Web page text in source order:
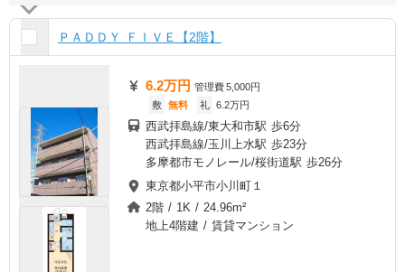
ＰＡＤＤＹ ＦＩＶＥ【2階】
6.2万円 管理費5,000円
敷 無料 礼 6.2万円
西武拝島線/東大和市駅 歩6分
西武拝島線/玉川上水駅 歩23分
多摩都市モノレール/桜街道駅 歩26分
東京都小平市小川町１
2階 / 1K / 24.96m²
地上4階建 / 賃貸マンション